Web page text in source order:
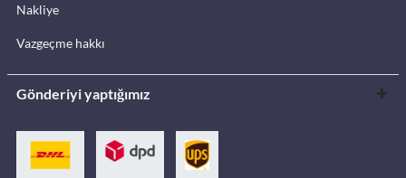
Nakliye
Vazgeçme hakkı
Gönderiyi yaptığımız